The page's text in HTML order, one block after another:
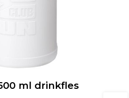
ml drinkfles